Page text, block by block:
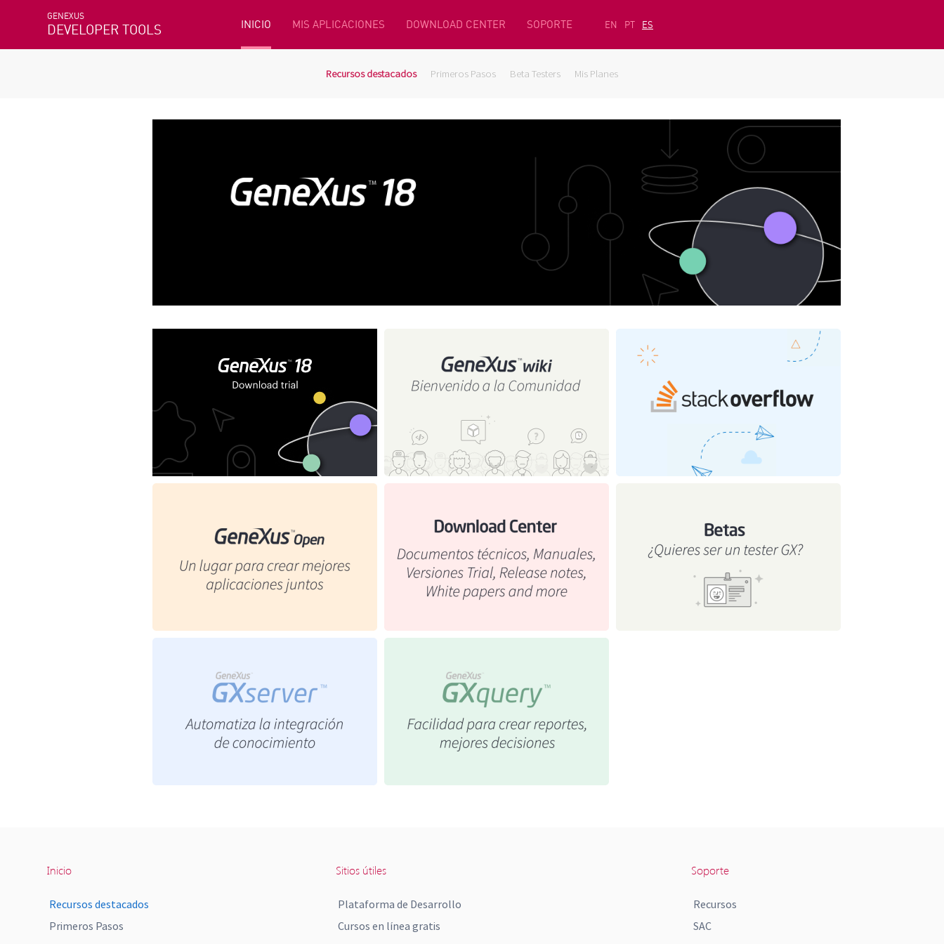
GENEXUS
DEVELOPER TOOLS INICIO MIS APLICACIONES DOWNLOAD CENTER SOPORTE EN PT ES
Recursos destacados Primeros Pasos Beta Testers Mis Planes
Inicio
Recursos destacados
Primeros Pasos
Sitios útiles
Plataforma de Desarrollo
Cursos en línea gratis
Soporte
Recursos
SAC